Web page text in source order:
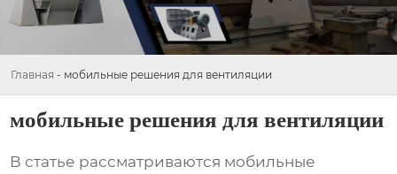
Главная - мобильные решения для вентиляции
мобильные решения для вентиляции
В статье рассматриваются мобильные